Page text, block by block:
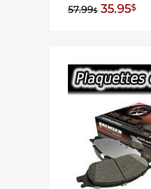
57.99$ 35.95$